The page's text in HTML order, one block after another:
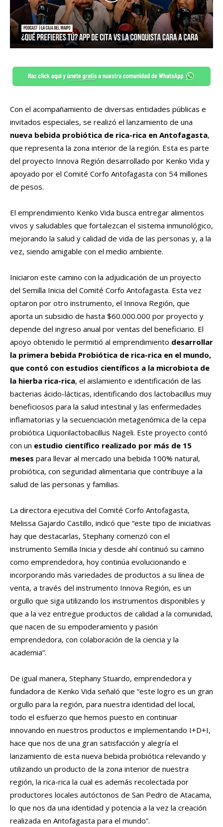
Con el acompañamiento de diversas entidades públicas e
invitados especiales, se realizó el lanzamiento de una
nueva bebida probiótica de rica-rica en Antofagasta,
que representa la zona interior de la región. Esta es parte
del proyecto Innova Región desarrollado por Kenko Vida y
apoyado por el Comité Corfo Antofagasta con 54 millones
de pesos.
El emprendimiento Kenko Vida busca entregar alimentos
vivos y saludables que fortalezcan el sistema inmunológico,
mejorando la salud y calidad de vida de las personas y, a la
vez, siendo amigable con el medio ambiente.
Iniciaron este camino con la adjudicación de un proyecto
del Semilla Inicia del Comité Corfo Antofagasta. Esta vez
optaron por otro instrumento, el Innova Región, que
aporta un subsidio de hasta $60.000.000 por proyecto y
depende del ingreso anual por ventas del beneficiario. El
apoyo obtenido le permitió al emprendimiento desarrollar
la primera bebida Probiótica de rica-rica en el mundo,
que contó con estudios científicos a la microbiota de
la hierba rica-rica, el aislamiento e identificación de las
bacterias ácido-lácticas, identificando dos lactobacillus muy
beneficiosos para la salud intestinal y las enfermedades
inflamatorias y la secuenciación metagenómica de la cepa
probiótica Liquorilactobacillus Nageli. Este proyecto contó
con un estudio científico realizado por más de 15
meses para llevar al mercado una bebida 100% natural,
probiótica, con seguridad alimentaria que contribuye a la
salud de las personas y familias.
La directora ejecutiva del Comité Corfo Antofagasta,
Melissa Gajardo Castillo, indicó que “este tipo de iniciativas
hay que destacarlas, Stephany comenzó con el
instrumento Semilla Inicia y desde ahí continuó su camino
como emprendedora, hoy continúa evolucionando e
incorporando más variedades de productos a su línea de
venta, a través del instrumento Innova Región, es un
orgullo que siga utilizando los instrumentos disponibles y
que a la vez entregue productos de calidad a la comunidad,
que nacen de su empoderamiento y pasión
emprendedora, con colaboración de la ciencia y la
academia”.
De igual manera, Stephany Stuardo, emprendedora y
fundadora de Kenko Vida señaló que “este logro es un gran
orgullo para la región, para nuestra identidad del local,
todo el esfuerzo que hemos puesto en continuar
innovando en nuestros productos e implementando I+D+I,
hace que nos de una gran satisfacción y alegría el
lanzamiento de esta nueva bebida probiótica relevando y
utilizando un producto de la zona interior de nuestra
región, la rica-rica la cual es además recolectada por
productores locales autóctonos de San Pedro de Atacama,
lo que nos da una identidad y potencia a la vez la creación
realizada en Antofagasta para el mundo”.